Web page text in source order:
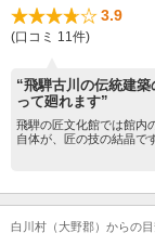
3.9
(口コミ 11件)
“飛騨古川の伝統建
って廻れます”
飛騨の匠文化館では館内
自体が、匠の技の結晶です
白川村（大野郡）からの